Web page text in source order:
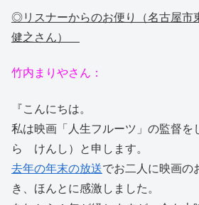
◎リスナーからのお便り（名古屋市
健之さん）
竹内まりやさん：
『こんにちは。
私は映画「人生フルーツ」の監督を
ら けんし）と申します。
去年の年末の放送でお二人に映画の
き、ほんとに感激しました。